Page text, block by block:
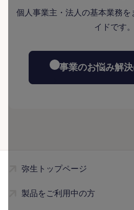
個人事業主・法人の基本業務
イドです。
事業のお悩み解
弥生トップページ
製品をご利用中の方